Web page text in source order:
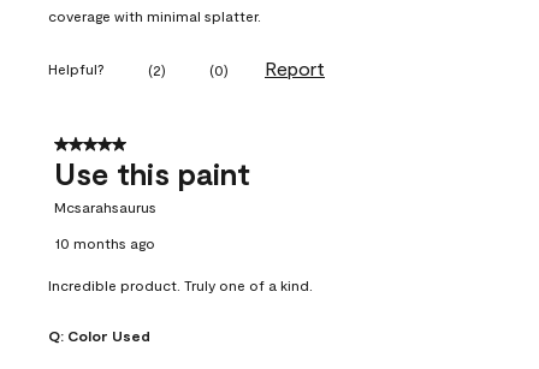
coverage with minimal splatter.
Helpful? (2) (0) Report
5 out of 5 stars.
Use this paint
Mcsarahsaurus
10 months ago
Incredible product. Truly one of a kind.
Q: Color Used